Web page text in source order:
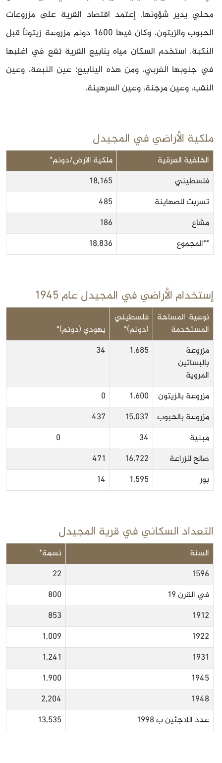
محلي يدير شؤونها. إعتمد اقتصاد القرية على مزروعات
الحبوب والزيتون. وكان فيها 1600 دونم مزروعة زيتوناً قبل
النكبة. استخدم السكان مياه ينابيع القرية تقع في اغلبها
في جنوبها الغربي، ومن هذه الينابيع: عين النبعة، وعين
النقب، وعين مرجنة، وعين السرهينة.
ملكية الأراضي في المجيدل
الخلفية العرقية
ملكية الارض/دونم*
فلسطيني
18,165
تسربت للصهاينة
485
مشاع
186
**المجموع
18,836
إستخدام الأراضي في المجيدل عام 1945
نوعية المساحة
المستخدمة
فلسطيني
(دونم)*
يهودي (دونم)*
مزروعة
بالبساتين
المروية
1,685
34
مزروعة بالزيتون 1,600
0
مزروعة بالحبوب
15,037
437
مبنية
34
0
صالح للزراعة
16,722
471
بور
1,595
14
التعداد السكاني في قرية المجيدل
السنة
نسمة*
1596
22
في القرن 19
800
1912
853
1922
1,009
1931
1,241
1945
1,900
1948
2,204
عدد اللاجئين ب 1998
13,535